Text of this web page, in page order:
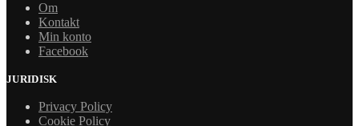
Om
Kontakt
Min konto
Facebook
JURIDISK
Privacy Policy
Cookie Policy